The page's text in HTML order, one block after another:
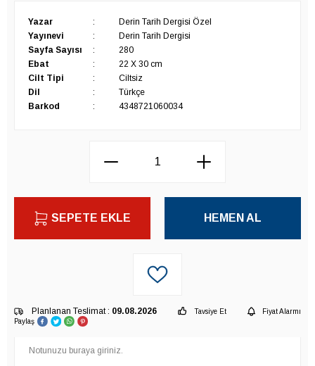
Yazar :
Derin Tarih Dergisi Özel
Yayınevi
:
Derin Tarih Dergisi
Sayfa Sayısı
:
280
Ebat
:
22 X 30 cm
Cilt Tipi
:
Ciltsiz
Dil
:
Türkçe
Barkod
: 4348721060034
SEPETE EKLE HEMEN AL
Planlanan Teslimat : 09.08.2026 Tavsiye Et
Fiyat Alarmı
Paylaş